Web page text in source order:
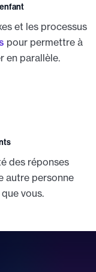
et les processus
pour permettre à
en parallèle.
des réponses
autre personne
vous.